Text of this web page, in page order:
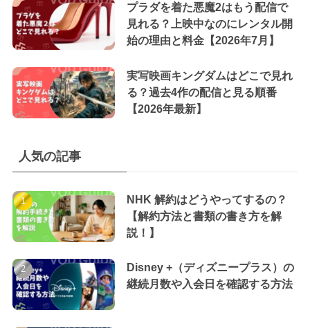
プラダを着た悪魔2はもう配信で
見れる？上映中なのにレンタル開
始の理由と料金【2026年7月】
実写映画キングダムはどこで見れ
る？過去4作の配信と見る順番
【2026年最新】
人気の記事
NHK 解約はどうやってするの？
【解約方法と書類の書き方を解
説！】
Disney +（ディズニープラス）の
継続月数や入会日を確認する方法